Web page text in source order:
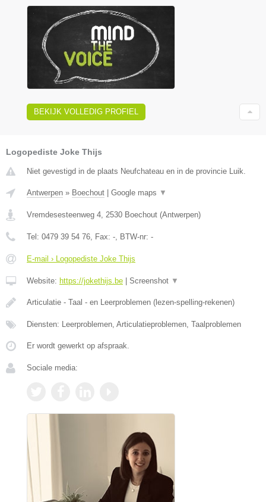
BEKIJK VOLLEDIG PROFIEL
Logopediste Joke Thijs
Niet gevestigd in de plaats Neufchateau en in de provincie Luik.
Antwerpen » Boechout | Google maps ▼
Vremdesesteenweg 4 2530 Boechout (Antwerpen)
Tel: 0479 39 54 76 , Fax: - , BTW-nr: -
E-mail › Logopediste Joke Thijs
Website: https://jokethijs.be | Screenshot ▼
Articulatie - Taal - en Leerproblemen (lezen-spelling-rekenen)
Diensten: Leerproblemen, Articulatieproblemen, Taalproblemen
Er wordt gewerkt op afspraak.
Sociale media: